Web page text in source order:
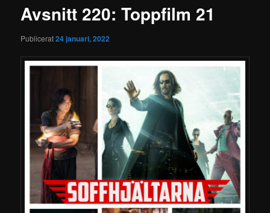
Avsnitt 220: Toppfilm 21
Publicerat24 januari, 2022